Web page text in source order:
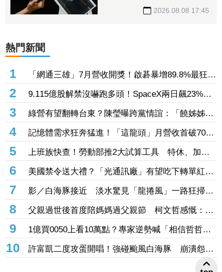
2026.08.08 17:45
熱門新聞
1
「網通三雄」7月營收開獎！啟碁暴增89.8%最狂
這2檔也創同期新高
2
9.115億股解禁沒嚇跑多頭！SpaceX兩日飆23%
離IPO價只差一步
3
綠營有望翻轉台東？陳瑩曝跨黨情誼：「饒姊姊」
曾親授「這職位」
4
記憶體需求狂奔猛進！「這龍頭」月營收首破70億
創新高 前七月年增飆破137%
5
上班族快查！勞動部推2大試算工具 特休、加班
費一鍵算清楚
6
美國禁令送大禮？「光通訊廠」有望吃下轉單紅
利 訂單能見度直達年底
7
影／白海豚接近 淡水驚見「龍捲風」一路狂掃震
撼畫面曝！
8
父親過世後首度陪媽媽過父親節 柯文哲感慨：有
些事情真的不能等
9
1億買0050上看10萬點？專家逆勢喊「相信哲哲」
加碼3招揪出錯殺黑馬股
10
許富凱二度攻蛋開唱！強碰颱風白海豚 崩潰怨
「辦小巨蛋很不容易」